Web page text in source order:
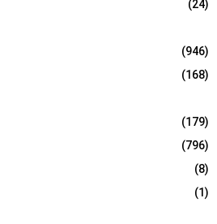
(24)
(946)
(168)
(179)
(796)
(8)
(1)